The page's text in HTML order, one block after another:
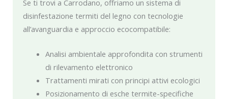
Se ti trovi a Carrodano, offriamo un sistema di
disinfestazione termiti del legno con tecnologie
all’avanguardia e approccio ecocompatibile:
Analisi ambientale approfondita con strumenti
di rilevamento elettronico
Trattamenti mirati con principi attivi ecologici
Posizionamento di esche termite-specifiche